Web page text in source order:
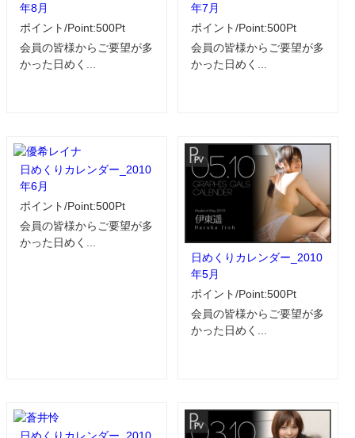
年8月
ポイント/Point:500Pt
会員の皆様からご要望が多
かった日めく...
年7月
ポイント/Point:500Pt
会員の皆様からご要望が多
かった日めく...
日めくりカレンダー_2010
年6月
ポイント/Point:500Pt
会員の皆様からご要望が多
かった日めく...
日めくりカレンダー_2010
年5月
ポイント/Point:500Pt
会員の皆様からご要望が多
かった日めく...